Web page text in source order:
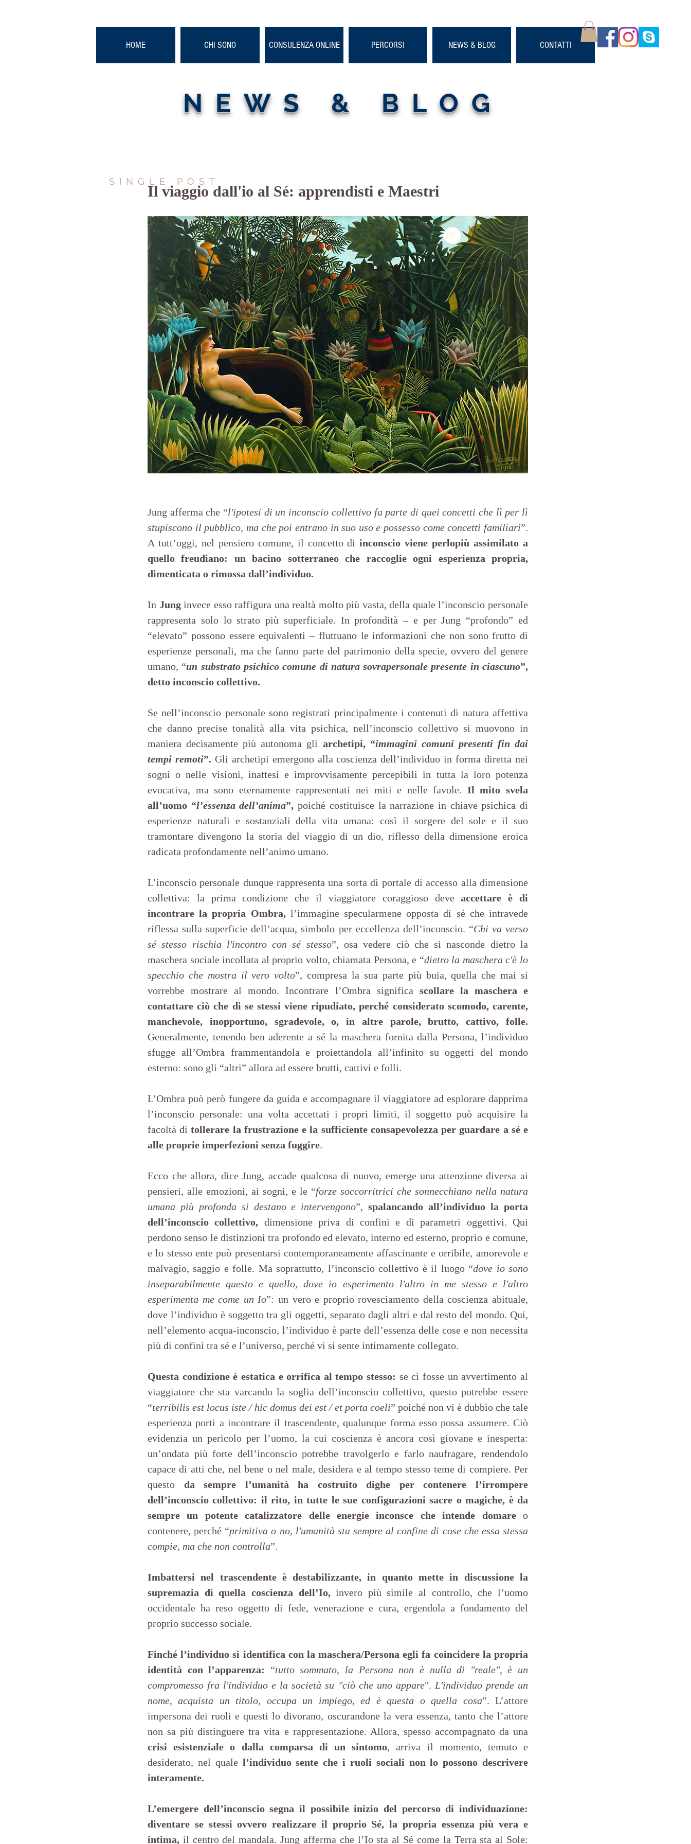
HOME CHI SONO CONSULENZA ONLINE PERCORSI NEWS & BLOG CONTATTI
NEWS & BLOG
Il viaggio dall'io al Sé: apprendisti e Maestri
Jung afferma che “l'ipotesi di un inconscio collettivo fa parte di quei concetti che lì per lì
stupiscono il pubblico, ma che poi entrano in suo uso e possesso come concetti familiari”.
A tutt’oggi, nel pensiero comune, il concetto di inconscio viene perlopiù assimilato a
quello freudiano: un bacino sotterraneo che raccoglie ogni esperienza propria,
dimenticata o rimossa dall’individuo.
In Jung invece esso raffigura una realtà molto più vasta, della quale l’inconscio personale
rappresenta solo lo strato più superficiale. In profondità – e per Jung “profondo” ed
“elevato” possono essere equivalenti – fluttuano le informazioni che non sono frutto di
esperienze personali, ma che fanno parte del patrimonio della specie, ovvero del genere
umano, “un substrato psichico comune di natura sovrapersonale presente in ciascuno”,
detto inconscio collettivo.
Se nell’inconscio personale sono registrati principalmente i contenuti di natura affettiva
che danno precise tonalità alla vita psichica, nell’inconscio collettivo si muovono in
maniera decisamente più autonoma gli archetipi, “immagini comuni presenti fin dai
tempi remoti”. Gli archetipi emergono alla coscienza dell’individuo in forma diretta nei
sogni o nelle visioni, inattesi e improvvisamente percepibili in tutta la loro potenza
evocativa, ma sono eternamente rappresentati nei miti e nelle favole. Il mito svela
all’uomo “l’essenza dell’anima”, poiché costituisce la narrazione in chiave psichica di
esperienze naturali e sostanziali della vita umana: così il sorgere del sole e il suo
tramontare divengono la storia del viaggio di un dio, riflesso della dimensione eroica
radicata profondamente nell’animo umano.
L’inconscio personale dunque rappresenta una sorta di portale di accesso alla dimensione
collettiva: la prima condizione che il viaggiatore coraggioso deve accettare è di
incontrare la propria Ombra, l’immagine specularmene opposta di sé che intravede
riflessa sulla superficie dell’acqua, simbolo per eccellenza dell’inconscio. “Chi va verso
sé stesso rischia l'incontro con sé stesso”, osa vedere ciò che si nasconde dietro la
maschera sociale incollata al proprio volto, chiamata Persona, e “dietro la maschera c'è lo
specchio che mostra il vero volto”, compresa la sua parte più buia, quella che mai si
vorrebbe mostrare al mondo. Incontrare l’Ombra significa scollare la maschera e
contattare ciò che di se stessi viene ripudiato, perché considerato scomodo, carente,
manchevole, inopportuno, sgradevole, o, in altre parole, brutto, cattivo, folle.
Generalmente, tenendo ben aderente a sé la maschera fornita dalla Persona, l’individuo
sfugge all’Ombra frammentandola e proiettandola all’infinito su oggetti del mondo
esterno: sono gli “altri” allora ad essere brutti, cattivi e folli.
L’Ombra può però fungere da guida e accompagnare il viaggiatore ad esplorare dapprima
l’inconscio personale: una volta accettati i propri limiti, il soggetto può acquisire la
facoltà di tollerare la frustrazione e la sufficiente consapevolezza per guardare a sé e
alle proprie imperfezioni senza fuggire.
Ecco che allora, dice Jung, accade qualcosa di nuovo, emerge una attenzione diversa ai
pensieri, alle emozioni, ai sogni, e le “forze soccorritrici che sonnecchiano nella natura
umana più profonda si destano e intervengono”, spalancando all’individuo la porta
dell’inconscio collettivo, dimensione priva di confini e di parametri oggettivi. Qui
perdono senso le distinzioni tra profondo ed elevato, interno ed esterno, proprio e comune,
e lo stesso ente può presentarsi contemporaneamente affascinante e orribile, amorevole e
malvagio, saggio e folle. Ma soprattutto, l’inconscio collettivo è il luogo “dove io sono
inseparabilmente questo e quello, dove io esperimento l'altro in me stesso e l'altro
esperimenta me come un Io”: un vero e proprio rovesciamento della coscienza abituale,
dove l’individuo è soggetto tra gli oggetti, separato dagli altri e dal resto del mondo. Qui,
nell’elemento acqua-inconscio, l’individuo è parte dell’essenza delle cose e non necessita
più di confini tra sé e l’universo, perché vi si sente intimamente collegato.
Questa condizione è estatica e orrifica al tempo stesso: se ci fosse un avvertimento al
viaggiatore che sta varcando la soglia dell’inconscio collettivo, questo potrebbe essere
“terribilis est locus iste / hic domus dei est / et porta coeli” poiché non vi è dubbio che tale
esperienza porti a incontrare il trascendente, qualunque forma esso possa assumere. Ciò
evidenzia un pericolo per l’uomo, la cui coscienza è ancora così giovane e inesperta:
un’ondata più forte dell’inconscio potrebbe travolgerlo e farlo naufragare, rendendolo
capace di atti che, nel bene o nel male, desidera e al tempo stesso teme di compiere. Per
questo da sempre l’umanità ha costruito dighe per contenere l’irrompere
dell’inconscio collettivo: il rito, in tutte le sue configurazioni sacre o magiche, è da
sempre un potente catalizzatore delle energie inconsce che intende domare o
contenere, perché “primitiva o no, l'umanità sta sempre al confine di cose che essa stessa
compie, ma che non controlla”.
Imbattersi nel trascendente è destabilizzante, in quanto mette in discussione la
supremazia di quella coscienza dell’Io, invero più simile al controllo, che l’uomo
occidentale ha reso oggetto di fede, venerazione e cura, ergendola a fondamento del
proprio successo sociale.
Finché l’individuo si identifica con la maschera/Persona egli fa coincidere la propria
identità con l’apparenza: “tutto sommato, la Persona non è nulla di "reale", è un
compromesso fra l'individuo e la società su "ciò che uno appare". L'individuo prende un
nome, acquista un titolo, occupa un impiego, ed è questa o quella cosa”. L’attore
impersona dei ruoli e questi lo divorano, oscurandone la vera essenza, tanto che l’attore
crisi esistenziale o dalla comparsa di un sintomo, arriva il momento, temuto e
desiderato, nel quale l’individuo sente che i ruoli sociali non lo possono descrivere
interamente.
L’emergere dell’inconscio segna il possibile inizio del percorso di individuazione:
diventare se stessi ovvero realizzare il proprio Sé, la propria essenza più vera e
intima, il centro del mandala. Jung afferma che l’Io sta al Sé come la Terra sta al Sole:
SINGLE POST